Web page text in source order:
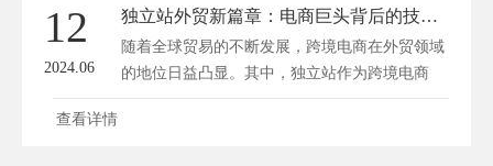
12
2024.06
独立站外贸新篇章：电商巨头背后的技术破壁
随着全球贸易的不断发展，跨境电商在外贸领域
的地位日益凸显。其中，独立站作为跨境电商
的...
查看详情